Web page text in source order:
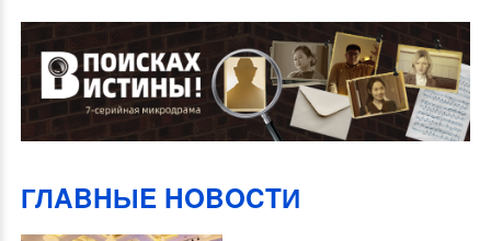
ГЛABHЫE HOBOCTИ